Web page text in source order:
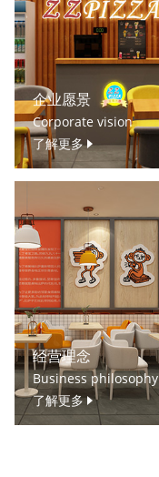
企业愿景
Corporate vision
了解更多
经营理念
Business philosophy
了解更多